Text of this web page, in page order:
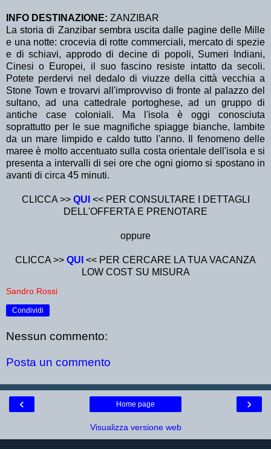
INFO DESTINAZIONE: ZANZIBAR
La storia di Zanzibar sembra uscita dalle pagine delle Mille
e una notte: crocevia di rotte commerciali, mercato di spezie
e di schiavi, approdo di decine di popoli, Sumeri Indiani,
Cinesi o Europei, il suo fascino resiste intatto da secoli.
Potete perdervi nel dedalo di viuzze della città vecchia a
Stone Town e trovarvi all'improvviso di fronte al palazzo del
sultano, ad una cattedrale portoghese, ad un gruppo di
antiche case coloniali. Ma l'isola è oggi conosciuta
soprattutto per le sue magnifiche spiagge bianche, lambite
da un mare limpido e caldo tutto l'anno. Il fenomeno delle
maree è molto accentuato sulla costa orientale dell'isola e si
presenta a intervalli di sei ore che ogni giorno si spostano in
avanti di circa 45 minuti.
CLICCA >> QUI << PER CONSULTARE I DETTAGLI
DELL'OFFERTA E PRENOTARE
oppure
CLICCA >> QUI << PER CERCARE LA TUA VACANZA
LOW COST SU MISURA
Sandro Rossi
Condividi
Nessun commento:
Posta un commento
‹ ›
Home page
Visualizza versione web